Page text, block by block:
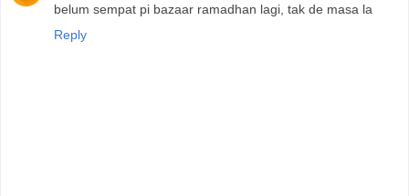
belum sempat pi bazaar ramadhan lagi, tak de masa la
Reply